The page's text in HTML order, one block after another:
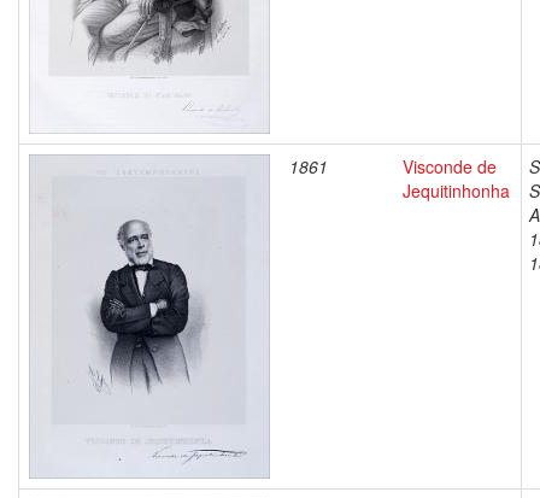
1861
Visconde de
Jequitinhonha